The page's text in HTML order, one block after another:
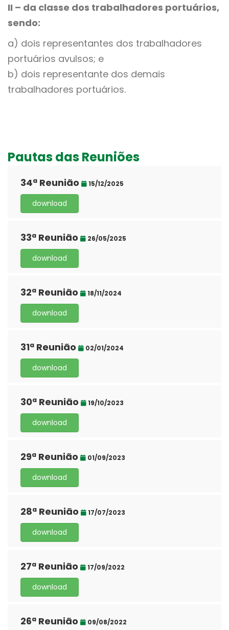
II – da classe dos trabalhadores portuários,
sendo:
a) dois representantes dos trabalhadores
portuários avulsos; e
b) dois representante dos demais
trabalhadores portuários.
Pautas das Reuniões
34ª Reunião 15/12/2025
download
33ª Reunião 26/05/2025
download
32ª Reunião 18/11/2024
download
31ª Reunião 02/01/2024
download
30ª Reunião 19/10/2023
download
29ª Reunião 01/09/2023
download
28ª Reunião 17/07/2023
download
27ª Reunião 17/09/2022
download
26ª Reunião 09/08/2022